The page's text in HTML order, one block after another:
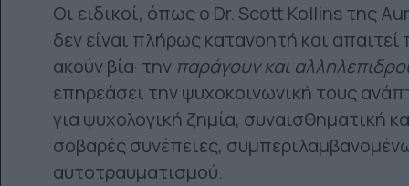
Οι ειδικοί, όπως ο Dr. Scott Kollins της
δεν είναι πλήρως κατανοητή και
ακούν βία· την παράγουν και
επηρεάσει την ψυχοκοινωνική τους
για ψυχολογική ζημία, συναισθηματική
σοβαρές συνέπειες,
αυτοτραυματισμού.